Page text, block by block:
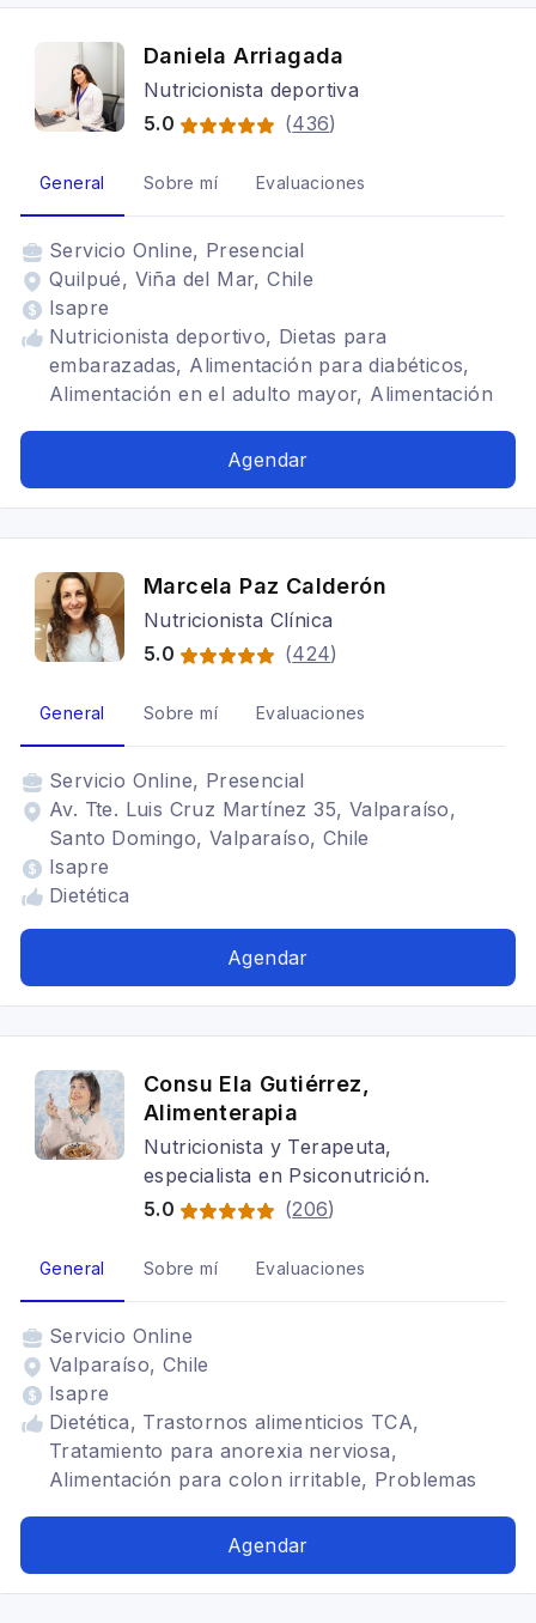
Daniela Arriagada
Nutricionista deportiva
5.0
(436)
General Sobre mí Evaluaciones
Servicio Online, Presencial
Quilpué, Viña del Mar, Chile
Isapre
Nutricionista deportivo, Dietas para
embarazadas, Alimentación para diabéticos,
Alimentación en el adulto mayor, Alimentación
celiacos, Alimentación para colon irritable,
digestivos, Vegetarianismo y veganismo, SIBO
Agendar
Marcela Paz Calderón
Nutricionista Clínica
5.0
(424)
General Sobre mí Evaluaciones
Servicio Online, Presencial
Av. Tte. Luis Cruz Martínez 35, Valparaíso,
Santo Domingo, Valparaíso, Chile
Isapre
Dietética
Agendar
Consu Ela Gutiérrez,
Alimenterapia
Nutricionista y Terapeuta,
especialista en Psiconutrición.
5.0
(206)
General Sobre mí Evaluaciones
Servicio Online
Valparaíso, Chile
Isapre
Dietética, Trastornos alimenticios TCA,
Tratamiento para anorexia nerviosa,
Alimentación para colon irritable, Problemas
Bariatrica, Alimentación para celiacos, Dietas
TDAH, TEA, mujeres, disidencias, Identidad de
Agendar